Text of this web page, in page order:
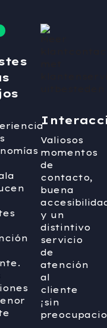
Valiosos
momentos
de
contacto,
buena
y un
distintivo
servicio
de
atención
al
cliente
¡sin